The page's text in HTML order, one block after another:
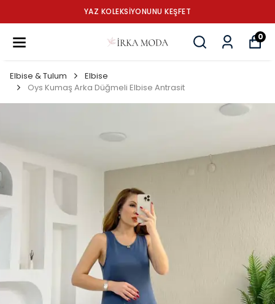
YAZ KOLEKSİYONUNU KEŞFET
0
Elbise & Tulum
Elbise
Oys Kumaş Arka Düğmeli Elbise Antrasit